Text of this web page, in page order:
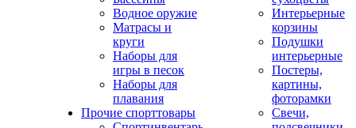
Водное оружие
Матрасы и
круги
Наборы для
игры в песок
Наборы для
плавания
Прочие спорттовары
Интерьерные
корзины
Подушки
интерьерные
Постеры,
картины,
фоторамки
Свечи,